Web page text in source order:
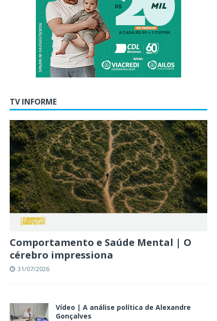
TV INFORME
Comportamento e Saúde Mental | O
cérebro impressiona
31/07/2026
Vídeo | A análise política de Alexandre
Gonçalves